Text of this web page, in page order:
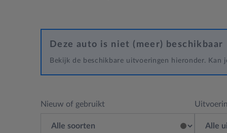
Deze auto is niet (meer) beschikbaar
Bekijk de beschikbare uitvoeringen hieronder.
Nieuw of gebruikt